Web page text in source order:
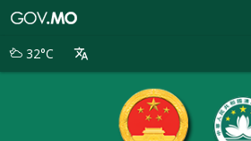
別
32°C